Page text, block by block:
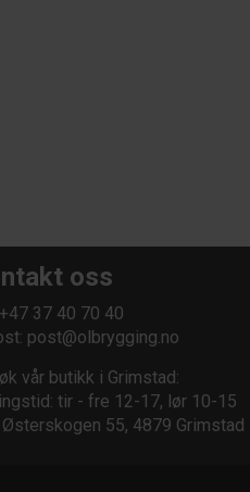
oss
37 40 70 40
post@olbrygging.no
vår butikk i Grimstad:
tir - fre 12-17, lør 10-15
Østerskogen 55, 4879 Grimstad